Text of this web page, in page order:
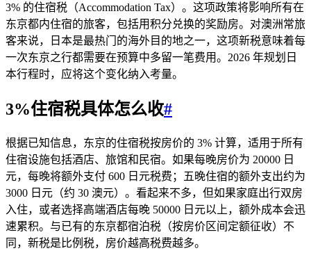
3% 的住宿税（Accommodation Tax）。这项政策将影响所有在
东京都内住宿的旅客，包括用积分兑换的奖励房。对澳洲常旅
客来说，日本是最热门的海外目的地之一，这项新税意味着每
一次东京之行都需要在预算中多留一笔费用。2026 年规划日
本行程时，应将这个变化纳入考量。
3%住宿税具体怎么收#
根据已知信息，东京的住宿税按房价的 3% 计算，适用于所有
住宿设施包括酒店、旅馆和民宿。如果每晚房价为 20000 日
元，每晚将额外支付 600 日元税费；五晚住宿的额外支出约为
3000 日元（约 30 澳元）。看起来不多，但如果家庭出行双房
入住，或者选择高端酒店每晚 50000 日元以上，额外成本会迅
速累积。与已有的东京都宿泊税（按房价区间定额征收）不
同，新税是比例税，房价越高税费越多。